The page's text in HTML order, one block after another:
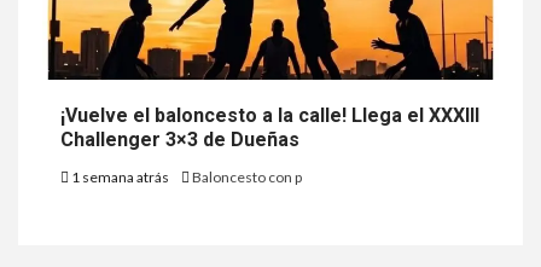
¡Vuelve el baloncesto a la calle! Llega el XXXIII
Challenger 3×3 de Dueñas
1 semana atrás Baloncesto con p